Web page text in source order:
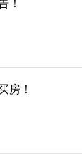
！
房！